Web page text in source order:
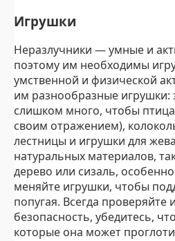
Игрушки
Неразлучники — умные и
поэтому им необходимы
умственной и физической
им разнообразные игрушки:
слишком много, чтобы
своим отражением),
лестницы и игрушки для
натуральных материалов,
дерево или сизаль,
меняйте игрушки, чтобы
попугая. Всегда проверяйте
безопасность, убедитесь,
которые она может